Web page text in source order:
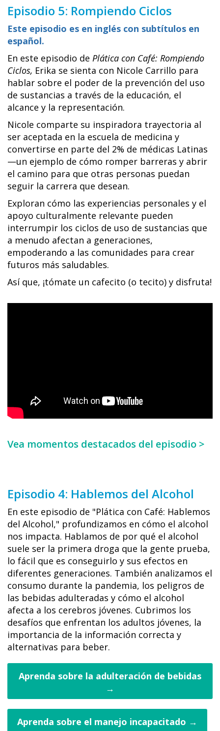
Episodio 5: Rompiendo Ciclos
Este episodio es en inglés con subtítulos en
español.
En este episodio de Plática con Café: Rompiendo
Ciclos, Erika se sienta con Nicole Carrillo para
hablar sobre el poder de la prevención del uso
de sustancias a través de la educación, el
alcance y la representación.
Nicole comparte su inspiradora trayectoria al
ser aceptada en la escuela de medicina y
convertirse en parte del 2% de médicas Latinas
—un ejemplo de cómo romper barreras y abrir
el camino para que otras personas puedan
seguir la carrera que desean.
Exploran cómo las experiencias personales y el
apoyo culturalmente relevante pueden
interrumpir los ciclos de uso de sustancias que
a menudo afectan a generaciones,
empoderando a las comunidades para crear
futuros más saludables.
Así que, ¡tómate un cafecito (o tecito) y disfruta!
Vea momentos destacados del episodio >
Episodio 4: Hablemos del Alcohol
En este episodio de "Plática con Café: Hablemos
del Alcohol," profundizamos en cómo el alcohol
nos impacta. Hablamos de por qué el alcohol
suele ser la primera droga que la gente prueba,
lo fácil que es conseguirlo y sus efectos en
diferentes generaciones. También analizamos el
consumo durante la pandemia, los peligros de
las bebidas adulteradas y cómo el alcohol
afecta a los cerebros jóvenes. Cubrimos los
desafíos que enfrentan los adultos jóvenes, la
importancia de la información correcta y
alternativas para beber.
Aprenda sobre la adulteración de bebidas
→
Aprenda sobre el manejo incapacitado →